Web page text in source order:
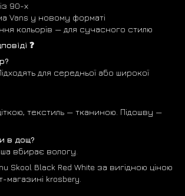
90-х
Vans у новому форматі
кольорів — для сучасного стилю
❓
для середньої або широкої
текстиль — тканиною. Підошву —
в дощ?
вбирає вологу.
Skool Black Red White за вигідною ціною
магазині krosbery.